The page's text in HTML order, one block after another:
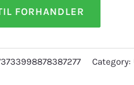
FORHANDLER
Category: